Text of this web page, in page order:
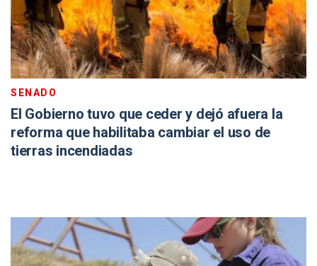
SENADO
El Gobierno tuvo que ceder y dejó afuera la
reforma que habilitaba cambiar el uso de
tierras incendiadas